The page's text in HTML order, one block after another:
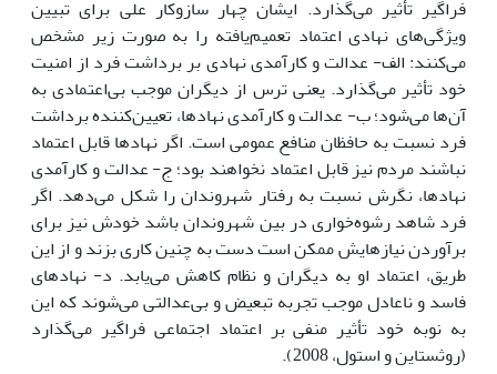
فراگیر تأثیر می‌گذارد. ایشان چهار سازوکار علی برای تبیین
ویژگی‌های نهادی اعتماد تعمیم‌یافته را به صورت زیر مشخص
می‌کنند: الف- عدالت و کارآمدی نهادی بر برداشت فرد از امنیت
خود تأثیر می‌گذارد. یعنی ترس از دیگران موجب بی‌اعتمادی به
آن‌ها می‌شود؛ ب- عدالت و کارآمدی نهادها، تعیین‌کننده برداشت
فرد نسبت به حافظان منافع عمومی است. اگر نهادها قابل اعتماد
نباشند مردم نیز قابل اعتماد نخواهند بود؛ ج- عدالت و کارآمدی
نهادها، نگرش نسبت به رفتار شهروندان را شکل می‌دهد. اگر
فرد شاهد رشوه‌خواری در بین شهروندان باشد خودش نیز برای
برآوردن نیازهایش ممکن است دست به چنین کاری بزند و از این
طریق، اعتماد او به دیگران و نظام کاهش می‌یابد. د- نهادهای
فاسد و ناعادل موجب تجربه تبعیض و بی‌عدالتی می‌شوند که این
به نوبه خود تأثیر منفی بر اعتماد اجتماعی فراگیر می‌گذارد
(روثستاین و استول، 2008).